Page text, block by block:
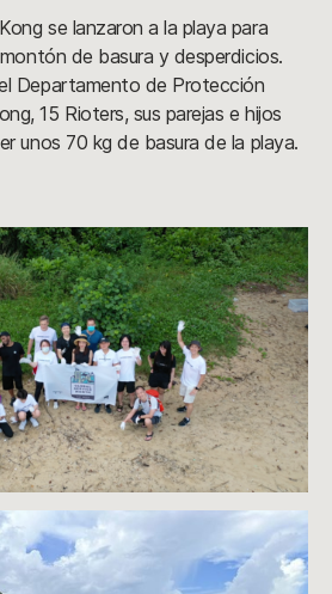
se lanzaron a la playa para
de basura y desperdicios.
Departamento de Protección
15 Rioters, sus parejas e hijos
unos 70 kg de basura de la playa.